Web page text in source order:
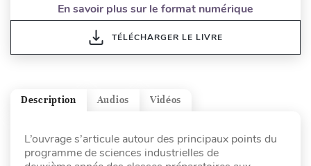
En savoir plus sur le format numérique
TÉLÉCHARGER LE LIVRE
Vidéos
Audios
Description
L’ouvrage s’articule autour des principaux points du
programme de sciences industrielles de